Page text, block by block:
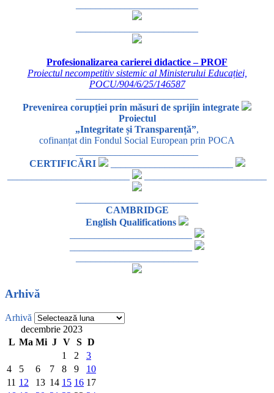
Profesionalizarea carierei didactice – PROF
Proiectul necompetitiv sistemic al Ministerului Educației,
POCU/904/6/25/146587
Prevenirea corupției prin măsuri de sprijin integrate
Proiectul
„Integritate și Transparență”,
cofinanțat din Fondul Social European prin POCA
CERTIFICĂRI
_________________________
CAMBRIDGE
English Qualifications
Arhivă
Arhivă
decembrie 2023
L Ma Mi J V S D
1
2
3
4
5 6 7 8 9
10
11 12 13 14 15 16 17